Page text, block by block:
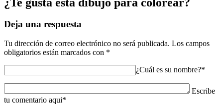
Deja una respuesta
Tu dirección de correo electrónico no será publicada. Los campos
obligatorios están marcados con *
¿Cuál es su nombre?*
Escribe
tu comentario aqui*